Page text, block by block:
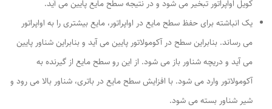
کویل اواپراتور تبخیر می شود و در نتیجه سطح مایع پایین می آید.
یک انباشته برای حفظ سطح مایع در اواپراتور، مایع بیشتری را به اواپراتور
می رساند. بنابراین سطح در آکومولاتور پایین می آید و بنابراین شناور پایین
می آید و دریچه شناور باز می شود. از این رو سطح مایع از گیرنده به
آکومولاتور وارد می شود. با افزایش سطح مایع در باتری، شناور بالا می رود و
شیر شناور بسته می شود.